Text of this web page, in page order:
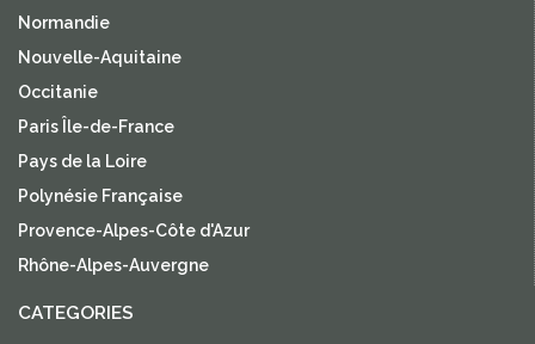
Normandie
Nouvelle-Aquitaine
Occitanie
Paris Île-de-France
Pays de la Loire
Polynésie Française
Provence-Alpes-Côte d'Azur
Rhône-Alpes-Auvergne
CATEGORIES